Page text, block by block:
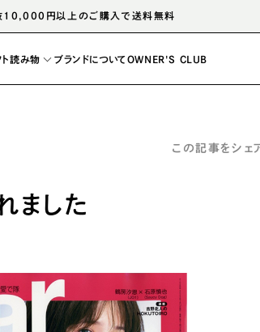
10,000円以上のご購入で送料無料
ング 胡椒
読み物
レシピ
ブランドについてOWNER'S CLUB
この記事をシェ
ました